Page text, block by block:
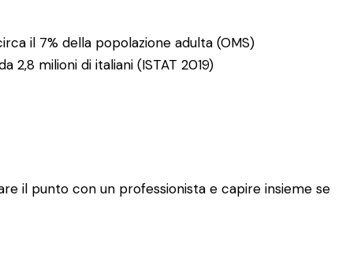
il 7% della popolazione adulta (OMS)
2,8 milioni di italiani (ISTAT 2019)
il punto con un professionista e capire insieme se